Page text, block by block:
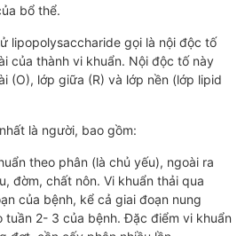
bổ thể.
lipopolysaccharide gọi là nội độc tố
của thành vi khuẩn. Nội độc tố này
(O), lớp giữa (R) và lớp nền (lớp lipid
là ngư­ời, bao gồm:
theo phân (là chủ yếu), ngoài ra
đờm, chất nôn. Vi khuẩn thải qua
của bệnh, kể cả giai đoạn nung
tuần 2- 3 của bệnh. Đặc điểm vi khuẩn